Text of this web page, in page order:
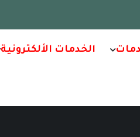
الخدمات الألكترونية